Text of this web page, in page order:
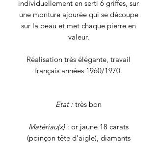
individuellement en serti 6 griffes, sur
une monture ajourée qui se découpe
sur la peau et met chaque pierre en
valeur.
Réalisation très élégante, travail
français années 1960/1970.
Etat : très bon
Matériau(x) : or jaune 18 carats
(poinçon tête d'aigle), diamants